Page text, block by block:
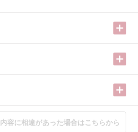
内容に相違があった場合はこちらから